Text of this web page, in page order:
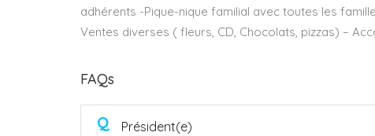
adhérents -Pique-nique familial avec toutes les
Ventes diverses ( fleurs, CD, Chocolats, pizzas) –
FAQs
Q Président(e)